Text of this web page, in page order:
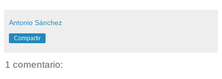
Antonio Sánchez
Compartir
1 comentario: